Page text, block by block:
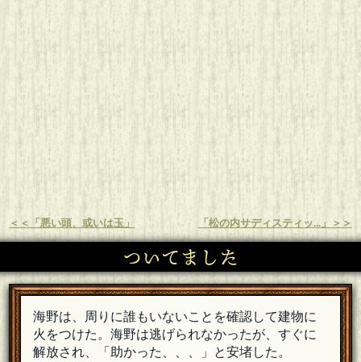
＜＜「悪い頭、或いは玉」 「松の内サディスティッ...」＞＞
ついてました
海野は、周りに誰もいないことを確認して建物に
火をつけた。海野は逃げられなかったが、すぐに
解放され、「助かった、、、」と安堵した。